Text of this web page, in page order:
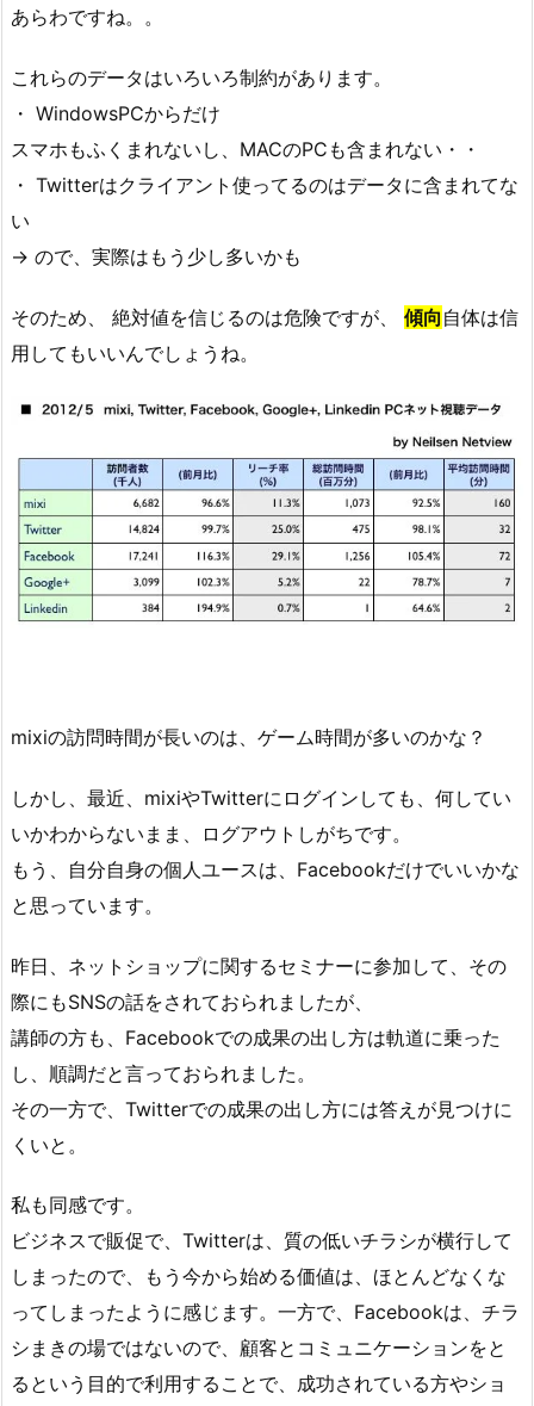
あらわですね。。
これらのデータはいろいろ制約があります。
・ WindowsPCからだけ
スマホもふくまれないし、MACのPCも含まれない・・
・ Twitterはクライアント使ってるのはデータに含まれてな
い
→ ので、実際はもう少し多いかも
そのため、 絶対値を信じるのは危険ですが、 傾向 自体は信
用してもいいんでしょうね。
mixiの訪問時間が長いのは、ゲーム時間が多いのかな？
しかし、最近、mixiやTwitterにログインしても、何してい
いかわからないまま、ログアウトしがちです。
もう、自分自身の個人ユースは、Facebookだけでいいかな
と思っています。
昨日、ネットショップに関するセミナーに参加して、その
際にもSNSの話をされておられましたが、
講師の方も、Facebookでの成果の出し方は軌道に乗った
し、順調だと言っておられました。
その一方で、Twitterでの成果の出し方には答えが見つけに
くいと。
私も同感です。
ビジネスで販促で、Twitterは、質の低いチラシが横行して
しまったので、もう今から始める価値は、ほとんどなくな
ってしまったように感じます。一方で、Facebookは、チラ
シまきの場ではないので、顧客とコミュニケーションをと
るという目的で利用することで、成功されている方やショ